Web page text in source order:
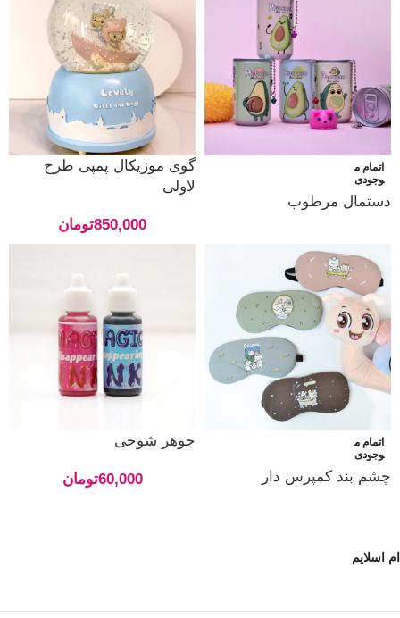
اتمام م
وجودی
دستمال مرطوب
گوی موزیکال پمپی طرح
لاولی
850,000تومان
اتمام م
وجودی
چشم بند کمپرس دار
جوهر شوخی
60,000تومان
ام اسلایم